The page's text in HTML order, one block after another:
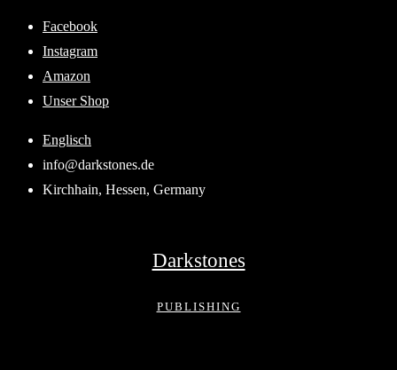
Skip
content
Facebook
Instagram
Amazon
Unser Shop
Englisch
info@darkstones.de
Kirchhain, Hessen, Germany
Darkstones
PUBLISHING